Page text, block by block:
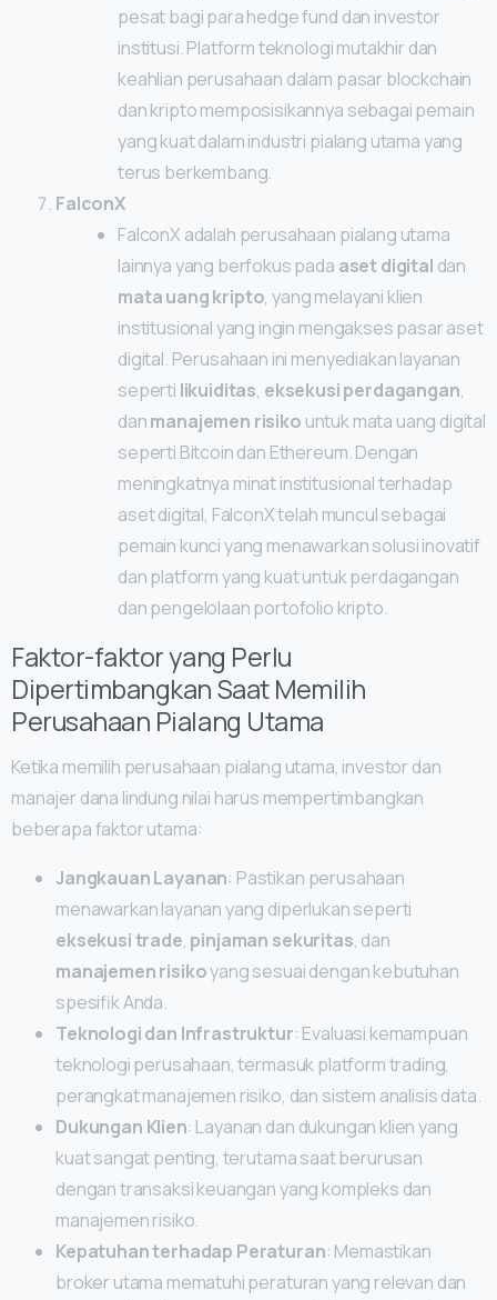
pesat bagi para hedge fund dan investor
institusi. Platform teknologi mutakhir dan
keahlian perusahaan dalam pasar blockchain
dan kripto memposisikannya sebagai pemain
yang kuat dalam industri pialang utama yang
terus berkembang.
FalconX
FalconX adalah perusahaan pialang utama
lainnya yang berfokus pada aset digital dan
mata uang kripto, yang melayani klien
institusional yang ingin mengakses pasar aset
digital. Perusahaan ini menyediakan layanan
seperti likuiditas, eksekusi perdagangan,
danmanajemen risiko untuk mata uang digital
seperti Bitcoin dan Ethereum. Dengan
meningkatnya minat institusional terhadap
aset digital, FalconX telah muncul sebagai
pemain kunci yang menawarkan solusi inovatif
dan platform yang kuat untuk perdagangan
dan pengelolaan portofolio kripto.
Faktor-faktor yang Perlu
Dipertimbangkan Saat Memilih
Perusahaan Pialang Utama
Ketika memilih perusahaan pialang utama, investor dan
manajer dana lindung nilai harus mempertimbangkan
beberapa faktor utama:
Jangkauan Layanan: Pastikan perusahaan
menawarkan layanan yang diperlukan seperti
eksekusi trade, pinjaman sekuritas, dan
manajemen risikoyang sesuai dengan kebutuhan
spesifik Anda.
Teknologi dan Infrastruktur: Evaluasi kemampuan
teknologi perusahaan, termasuk platform trading,
perangkat manajemen risiko, dan sistem analisis data.
Dukungan Klien: Layanan dan dukungan klien yang
kuat sangat penting, terutama saat berurusan
dengan transaksi keuangan yang kompleks dan
manajemen risiko.
Kepatuhan terhadap Peraturan: Memastikan
broker utama mematuhi peraturan yang relevan dan